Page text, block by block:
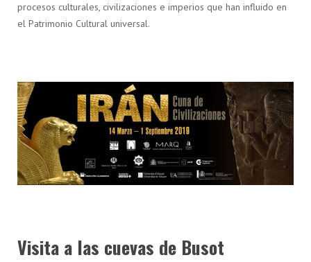
procesos culturales, civilizaciones e imperios que han influido en
el Patrimonio Cultural universal.
Visita a las cuevas de Busot